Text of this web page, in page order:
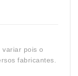
variar pois o
fabricantes.